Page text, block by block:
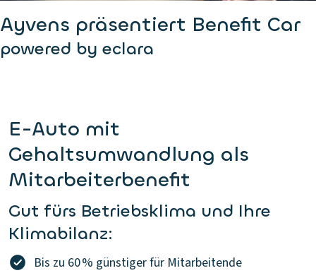
Ayvens präsentiert Benefit Car
powered by eclara
E-Auto mit
Gehaltsumwandlung als
Mitarbeiterbenefit
Gut fürs Betriebsklima und Ihre
Klimabilanz:
Bis zu 60 % günstiger für Mitarbeitende